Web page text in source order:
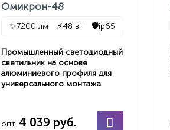
Омикрон-48
✨7200 лм ⚡48 вт 🛡️ip65
Промышленный светодиодный
светильник на основе
алюминиевого профиля для
универсального монтажа
опт. 4 039 руб.